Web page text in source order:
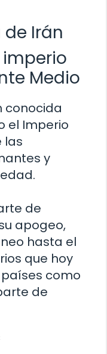
de Irán
imperio
Medio
conocida
el Imperio
las
y
de
apogeo,
hasta el
que hoy
como
de